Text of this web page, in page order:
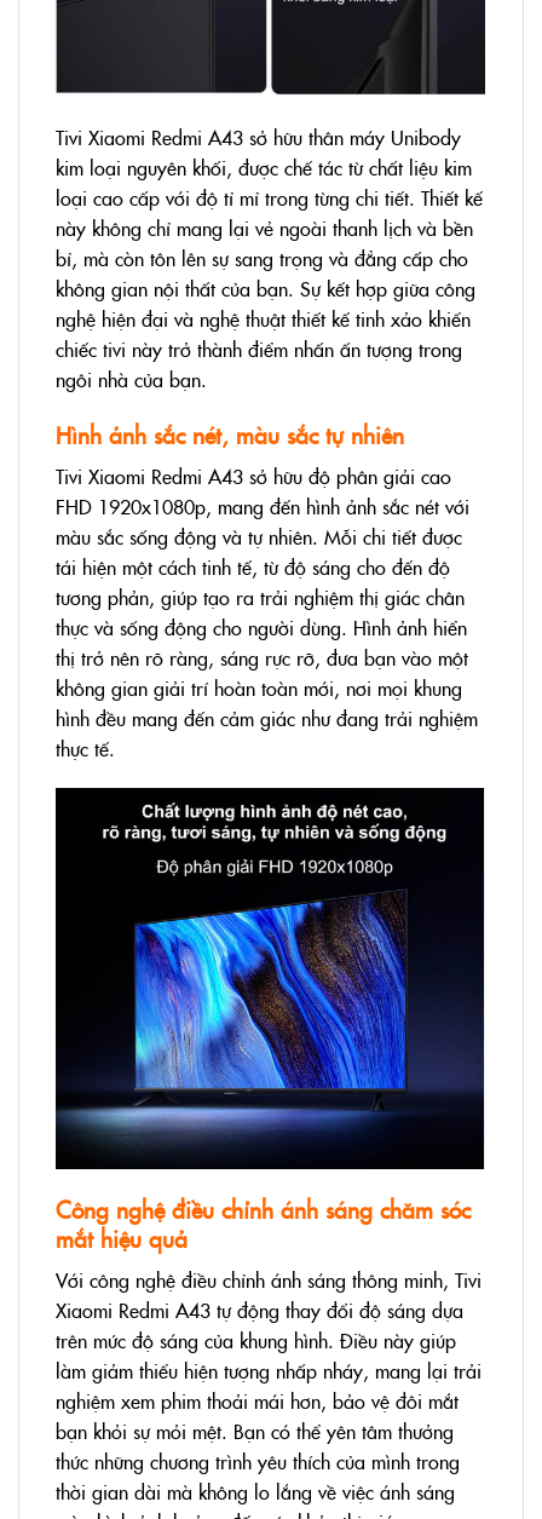
Tivi Xiaomi Redmi A43 sở hữu thân máy Unibody
kim loại nguyên khối, được chế tác từ chất liệu kim
loại cao cấp với độ tỉ mỉ trong từng chi tiết. Thiết kế
này không chỉ mang lại vẻ ngoài thanh lịch và bền
bỉ, mà còn tôn lên sự sang trọng và đẳng cấp cho
không gian nội thất của bạn. Sự kết hợp giữa công
nghệ hiện đại và nghệ thuật thiết kế tinh xảo khiến
chiếc tivi này trở thành điểm nhấn ấn tượng trong
ngôi nhà của bạn.
Hình ảnh sắc nét, màu sắc tự nhiên
Tivi Xiaomi Redmi A43 sở hữu độ phân giải cao
FHD 1920x1080p, mang đến hình ảnh sắc nét với
màu sắc sống động và tự nhiên. Mỗi chi tiết được
tái hiện một cách tinh tế, từ độ sáng cho đến độ
tương phản, giúp tạo ra trải nghiệm thị giác chân
thực và sống động cho người dùng. Hình ảnh hiển
thị trở nên rõ ràng, sáng rực rỡ, đưa bạn vào một
không gian giải trí hoàn toàn mới, nơi mọi khung
hình đều mang đến cảm giác như đang trải nghiệm
thực tế.
Công nghệ điều chỉnh ánh sáng chăm sóc
mắt hiệu quả
Với công nghệ điều chỉnh ánh sáng thông minh, Tivi
Xiaomi Redmi A43 tự động thay đổi độ sáng dựa
trên mức độ sáng của khung hình. Điều này giúp
làm giảm thiểu hiện tượng nhấp nháy, mang lại trải
nghiệm xem phim thoải mái hơn, bảo vệ đôi mắt
bạn khỏi sự mỏi mệt. Bạn có thể yên tâm thưởng
thức những chương trình yêu thích của mình trong
thời gian dài mà không lo lắng về việc ánh sáng